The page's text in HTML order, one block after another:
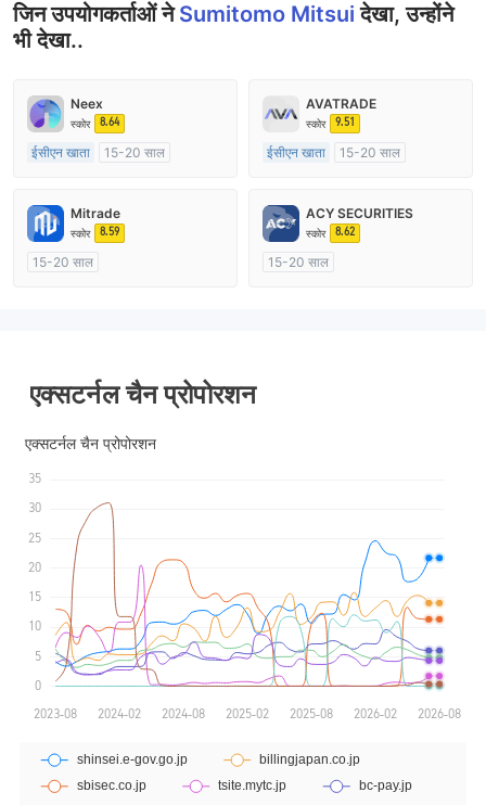
जिन उपयोगकर्ताओं नेSumitomo Mitsuiदेखा, उन्होंने
भी देखा..
Neex
स्कोर 8.64
ईसीएन खाता
15-20 साल
मार्केट मेकिंग (एमएम)
मुख्य-लेबल MT4
AVATRADE
स्कोर 9.51
ईसीएन खाता
15-20 साल
मार्केट मेकिंग (एमएम)
मुख्य-लेबल MT4
Mitrade
स्कोर 8.59
15-20 साल
ACY SECURITIES
स्कोर 8.62
15-20 साल
एक्सटर्नल चैन प्रोपोरशन